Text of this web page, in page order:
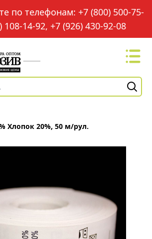
по телефонам: +7 (800) 500-75-
108-14-92, +7 (926) 430-92-08
Хлопок 20%, 50 м/рул.